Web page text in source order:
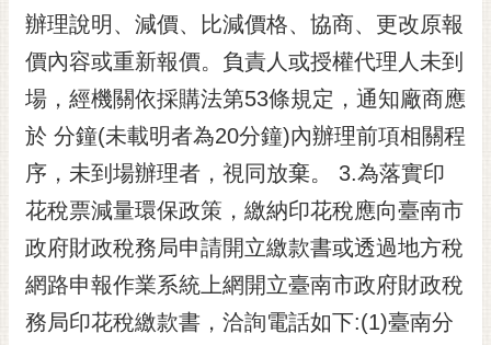
辦理說明、減價、比減價格、協商、更改原報
價內容或重新報價。負責人或授權代理人未到
場，經機關依採購法第53條規定，通知廠商應
於 分鐘(未載明者為20分鐘)內辦理前項相關程
序，未到場辦理者，視同放棄。 3.為落實印
花稅票減量環保政策，繳納印花稅應向臺南市
政府財政稅務局申請開立繳款書或透過地方稅
網路申報作業系統上網開立臺南市政府財政稅
務局印花稅繳款書，洽詢電話如下:(1)臺南分